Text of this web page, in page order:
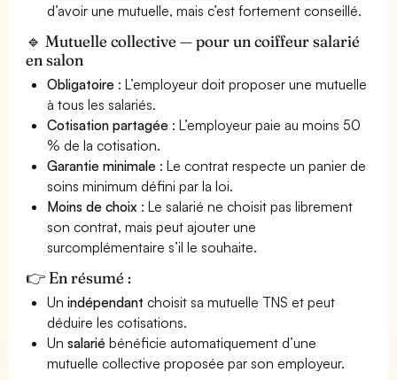
d’avoir une mutuelle, mais c’est fortement conseillé.
🔹 Mutuelle collective — pour un coiffeur salarié
en salon
Obligatoire : L’employeur doit proposer une mutuelle
à tous les salariés.
Cotisation partagée : L’employeur paie au moins 50
% de la cotisation.
Garantie minimale : Le contrat respecte un panier de
soins minimum défini par la loi.
Moins de choix : Le salarié ne choisit pas librement
son contrat, mais peut ajouter une
surcomplémentaire s’il le souhaite.
👉 En résumé :
Unindépendant choisit sa mutuelle TNS et peut
déduire les cotisations.
Unsalarié bénéficie automatiquement d’une
mutuelle collective proposée par son employeur.